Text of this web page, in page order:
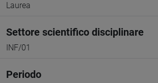
Laurea
Settore scientifico disciplinare
INF/01
Periodo